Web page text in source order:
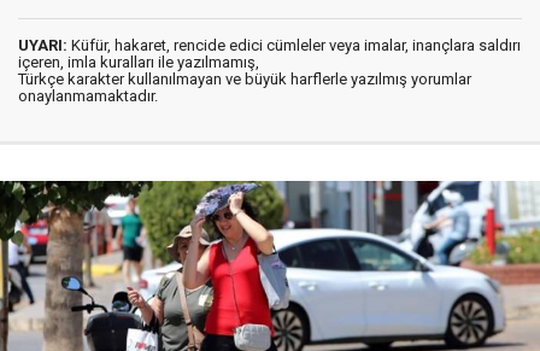
UYARI: Küfür, hakaret, rencide edici cümleler veya imalar, inançlara saldırı
içeren, imla kuralları ile yazılmamış,
Türkçe karakter kullanılmayan ve büyük harflerle yazılmış yorumlar
onaylanmamaktadır.